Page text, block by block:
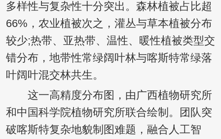
多样性与复杂性十分突出。森林植被占比超
66%，农业植被次之，灌丛与草本植被分布
较少;热带、亚热带、温性、暖性植被类型交
错分布，地带性常绿阔叶林与喀斯特常绿落
叶阔叶混交林共生。
这一高精度分布图，由广西植物研究所
和中国科学院植物研究所联合绘制。团队突
破喀斯特复杂地貌制图难题，融合人工智